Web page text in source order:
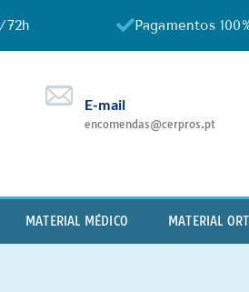
72h Pagamentos
E-mail
encomendas@cerpros.pt
MATERIAL MÉDICO MATERIAL